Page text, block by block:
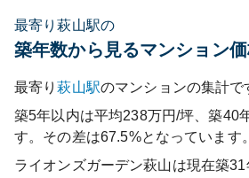
最寄り萩山駅の
築年数から見るマンション
最寄り萩山駅のマンションの集計で
築5年以内は平均238万円/坪、築40
す。その差は67.5%となっています。
ライオンズガーデン萩山は現在築31